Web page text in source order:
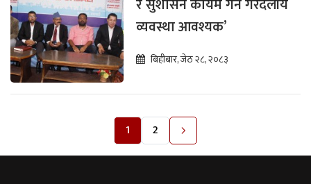
र सुशासन कायम गर्न गैरदलीय
व्यवस्था आवश्यक’
बिहीबार, जेठ २८, २०८३
1 2